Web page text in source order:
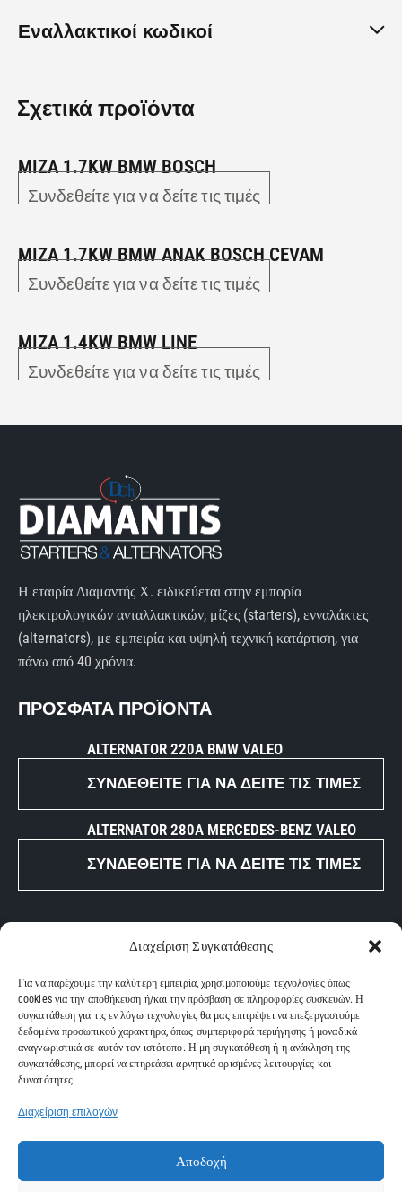
Διαχείριση Συγκατάθεσης
Για να παρέχουμε την καλύτερη εμπειρία, χρησιμοποιούμε τεχνολογίες όπως
cookies για την αποθήκευση ή/και την πρόσβαση σε πληροφορίες συσκευών. Η
συγκατάθεση για τις εν λόγω τεχνολογίες θα μας επιτρέψει να επεξεργαστούμε
δεδομένα προσωπικού χαρακτήρα, όπως συμπεριφορά περιήγησης ή μοναδικά
αναγνωριστικά σε αυτόν τον ιστότοπο. Η μη συγκατάθεση ή η ανάκληση της
συγκατάθεσης, μπορεί να επηρεάσει αρνητικά ορισμένες λειτουργίες και
δυνατότητες.
Διαχείριση επιλογών
Αποδοχή
Εναλλακτικοί κωδικοί
Σχετικά προϊόντα
MIZA 1.7KW BMW BOSCH
Συνδεθείτε για να δείτε τις τιμές
MIZA 1.7KW BMW ANAK BOSCH CEVAM
Συνδεθείτε για να δείτε τις τιμές
MIZA 1.4KW BMW LINE
Συνδεθείτε για να δείτε τις τιμές
Η εταιρία Διαμαντής Χ. ειδικεύεται στην εμπορία
ηλεκτρολογικών ανταλλακτικών, μίζες (starters), ενναλάκτες
(alternators), με εμπειρία και υψηλή τεχνική κατάρτιση, για
πάνω από 40 χρόνια.
ΠΡΟΣΦΑΤΑ ΠΡΟΪΟΝΤΑ
ALTERNATOR 220A BMW VALEO
ΣΥΝΔΕΘΕΊΤΕ ΓΙΑ ΝΑ ΔΕΊΤΕ ΤΙΣ ΤΙΜΈΣ
ALTERNATOR 280A MERCEDES-BENZ VALEO
ΣΥΝΔΕΘΕΊΤΕ ΓΙΑ ΝΑ ΔΕΊΤΕ ΤΙΣ ΤΙΜΈΣ
ΧΡΗΣΙΜΑ LINK
ΥΠΗΡΕΣΙΕΣ
ΕΤΑΙΡΙΑ
ΚΑΤΑΣΤΗΜΑ
ΕΠΙΚΟΙΝΩΝΙΑ
Diamantisch.gr© 2026. All rights reserved | Powered by
Nuntiusweb